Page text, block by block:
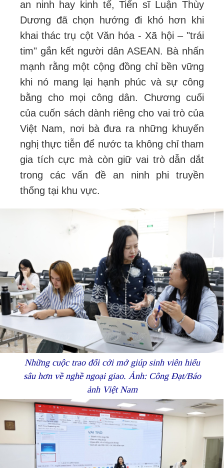
an ninh hay kinh tế, Tiến sĩ Luận Thùy
Dương đã chọn hướng đi khó hơn khi
khai thác trụ cột Văn hóa - Xã hội – "trái
tim" gắn kết người dân ASEAN. Bà nhấn
mạnh rằng một cộng đồng chỉ bền vững
khi nó mang lại hạnh phúc và sự công
bằng cho mọi công dân. Chương cuối
của cuốn sách dành riêng cho vai trò của
Việt Nam, nơi bà đưa ra những khuyến
nghị thực tiễn để nước ta không chỉ tham
gia tích cực mà còn giữ vai trò dẫn dắt
trong các vấn đề an ninh phi truyền
thống tại khu vực.
Những cuộc trao đổi cởi mở giúp sinh viên hiểu
sâu hơn về nghề ngoại giao. Ảnh: Công Đạt/Báo
ảnh Việt Nam